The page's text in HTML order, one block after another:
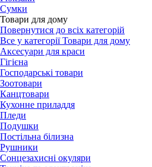
Сумки
Товари для дому
Повернутися до всіх категорій
Все у категорії Товари для дому
Аксесуари для краси
Гігієна
Господарські товари
Зоотовари
Канцтовари
Кухонне приладдя
Пледи
Подушки
Постільна білизна
Рушники
Сонцезахисні окуляри